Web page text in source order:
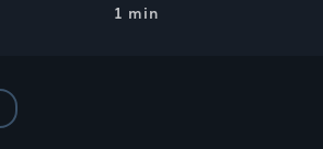
1 min